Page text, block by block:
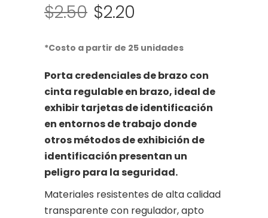
$2.50
El
original
era:
$2.50.
$2.20
El
actual
es:
$2.20.
*Costo a partir de 25 unidades
Porta credenciales de brazo con
cinta regulable en brazo, ideal de
exhibir tarjetas de identificación
en entornos de trabajo donde
otros métodos de exhibición de
identificación presentan un
peligro para la seguridad.
Materiales resistentes de alta calidad
transparente con regulador, apto